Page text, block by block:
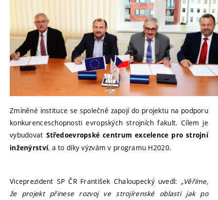
Zmíněné instituce se společně zapojí do projektu na podporu
konkurenceschopnosti evropských strojních fakult. Cílem je
vybudovatStředoevropské centrum excelence pro strojní
inženýrství, a to díky výzvám v programu H2020.
Viceprezident SP ČR František Chaloupecký uvedl: „Věříme,
že projekt přinese rozvoj ve strojírenské oblasti jak po